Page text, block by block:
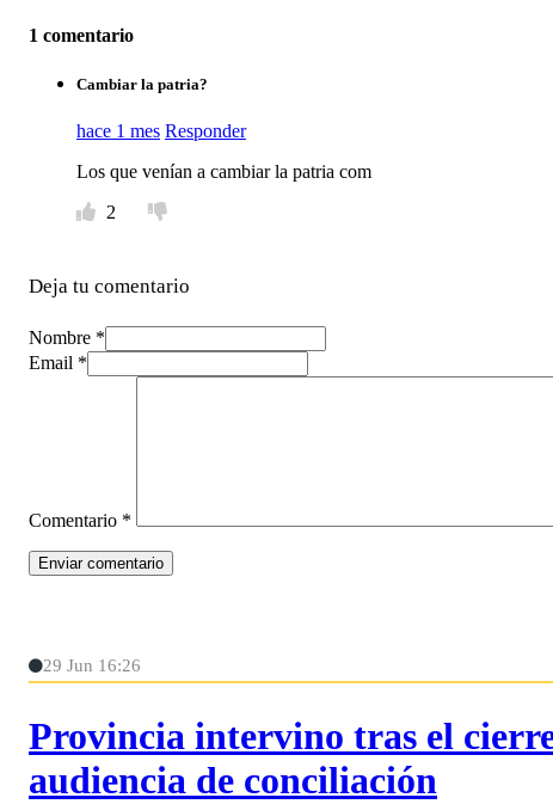
1 comentario
Cambiar la patria?
hace 1 mes Responder
Los que venían a cambiar la patria com
2
Deja tu comentario
Nombre *
Email *
Comentario *
29 Jun 16:26
Provincia intervino tras el
audiencia de conciliación